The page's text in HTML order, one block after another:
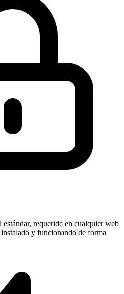
estándar, requerido en cualquier web
y funcionando de forma